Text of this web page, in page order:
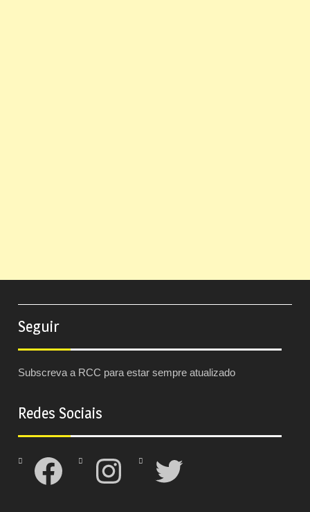
Seguir
Subscreva a RCC para estar sempre atualizado
Redes Sociais
Facebook Instagram Twitter